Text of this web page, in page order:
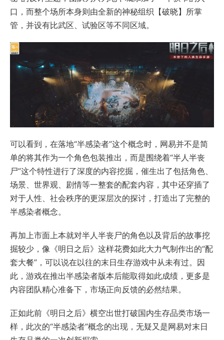
口，而整个场所本身则由全新的神秘组织【破晓】所掌
管，并设有比武区、试验区等不同区域。
可以看到，在落地“半感染者”这个概念时，网易并不是简
单的将其作为一个角色包装推出，而是围绕着“半人半丧
尸”这个特性进行了深度的内容挖掘，催生出了包括角色、
场景、世界观、剧情等一整套的配套内容，其中还穿插了
对于人性、社会秩序的更深层次的探讨，打造出了完整的
半感染者概念。
再加上市面上本就对半人半丧尸的角色以及背后的故事挖
掘较少，像《明日之后》这样花费如此大力气制作出的“配
套大餐”，可以说在以往的末日生存游戏中从未有过。因
此，游戏在推出半感染者版本后能取得如此成绩，更多是
内容团队精心准备下，市场正向反馈的必然结果。
正如此前《明日之后》横空出世打破国内生存品类市场一
样，此次的“半感染者”概念的出现，无疑又是网易对末日